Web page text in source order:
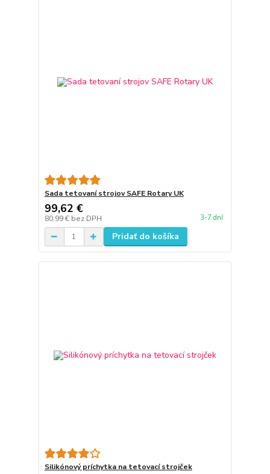
Sada tetovaní strojov SAFE Rotary UK
99,62 €
80,99 € bez DPH 3-7 dní
Pridať do košíka
Silikónový príchytka na tetovací strojček